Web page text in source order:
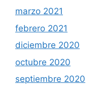
marzo 2021
febrero 2021
diciembre 2020
octubre 2020
septiembre 2020